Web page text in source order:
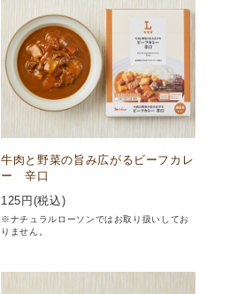
牛肉と野菜の旨み広がるビーフカレ
ー 辛口
125 円(税込)
※ナチュラルローソンではお取り扱いしてお
りません。